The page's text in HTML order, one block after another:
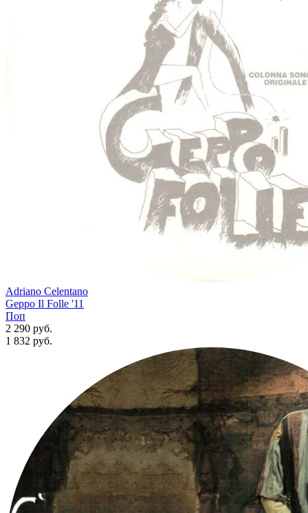
Adriano Celentano
Geppo Il Folle '11
Поп
2 290 руб.
1 832 руб.